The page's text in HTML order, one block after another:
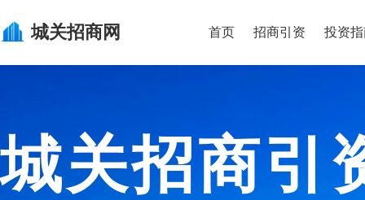
城关招商网 首页 招商引资 投资
城关招商引